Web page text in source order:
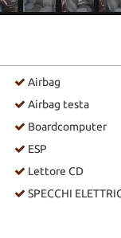
Airbag
Airbag testa
Boardcomputer
ESP
Lettore CD
SPECCHI